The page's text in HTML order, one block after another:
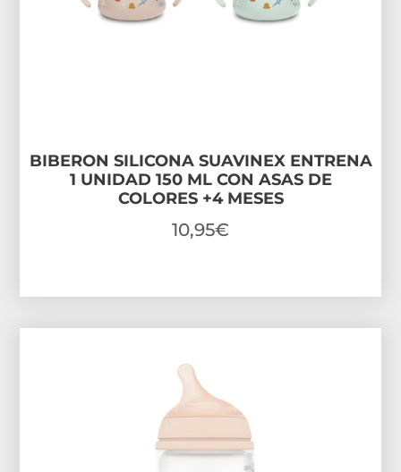
BIBERON SILICONA SUAVINEX ENTRENA
1 UNIDAD 150 ML CON ASAS DE
COLORES +4 MESES
10,95€